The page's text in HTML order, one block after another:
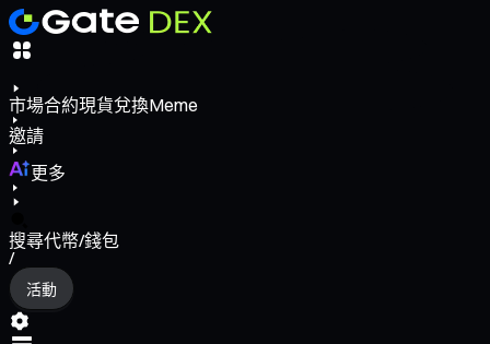
市場合約現貨兌換Meme
邀請
更多
搜尋代幣/錢包
/
活動